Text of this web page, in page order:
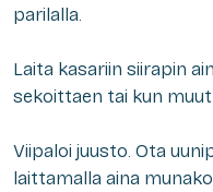
parilalla.
Laita kasariin siirapin
sekoittaen tai kun
Viipaloi juusto. Ota
laittamalla aina